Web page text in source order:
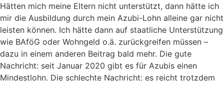
Hätten mich meine Eltern nicht unterstützt, dann hätte ich
mir die Ausbildung durch mein Azubi-Lohn alleine gar nicht
leisten können. Ich hätte dann auf staatliche Unterstützung
wie BAföG oder Wohngeld o.ä. zurückgreifen müssen –
dazu in einem anderen Beitrag bald mehr. Die gute
Nachricht: seit Januar 2020 gibt es für Azubis einen
Mindestlohn. Die schlechte Nachricht: es reicht trotzdem